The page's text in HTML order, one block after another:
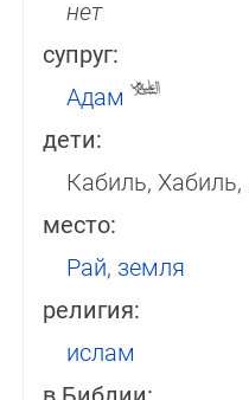
нет
супруг:
Адам
дети:
Кабиль,
место:
Рай, земля
религия:
ислам